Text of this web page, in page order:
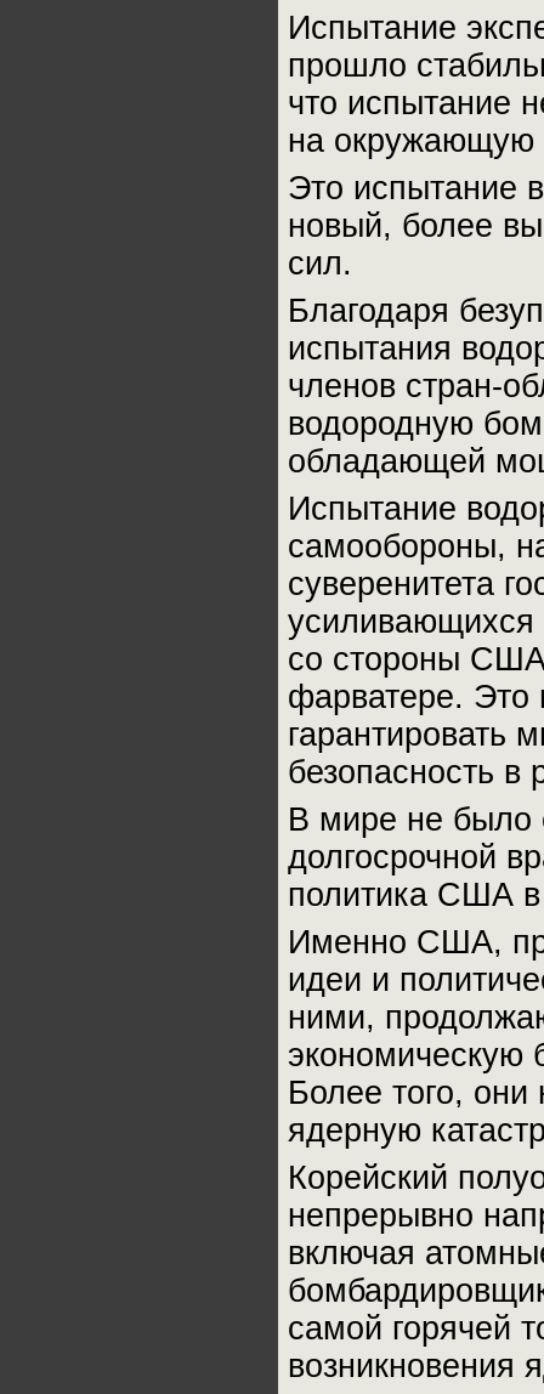
Испытание
прошло
что испытание
на окружающую
Это испытание
новый, более
сил.
Благодаря
испытания
членов стран-
водородную
обладающей
Испытание
самообороны,
суверенитета
усиливающихся
со стороны
фарватере. Это
гарантировать
безопасность в
В мире не было
долгосрочной
политика США
Именно США,
идеи и
ними,
экономическую
Более того, они
ядерную
Корейский
непрерывно
включая
самой горячей
возникновения